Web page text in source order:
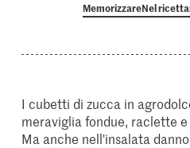
MemorizzareNel
I cubetti di zucca in
meraviglia fondue, raclette
Ma anche nell'insalata